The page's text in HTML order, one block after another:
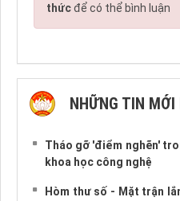
thứcđể có thể bình luận
NHỮNG TIN MỚI
Tháo gỡ 'điểm nghẽn'
khoa học công nghệ
Hòm thư số - Mặt trận